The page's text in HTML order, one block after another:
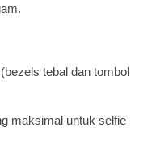
tebal dan tombol
maksimal untuk selfie